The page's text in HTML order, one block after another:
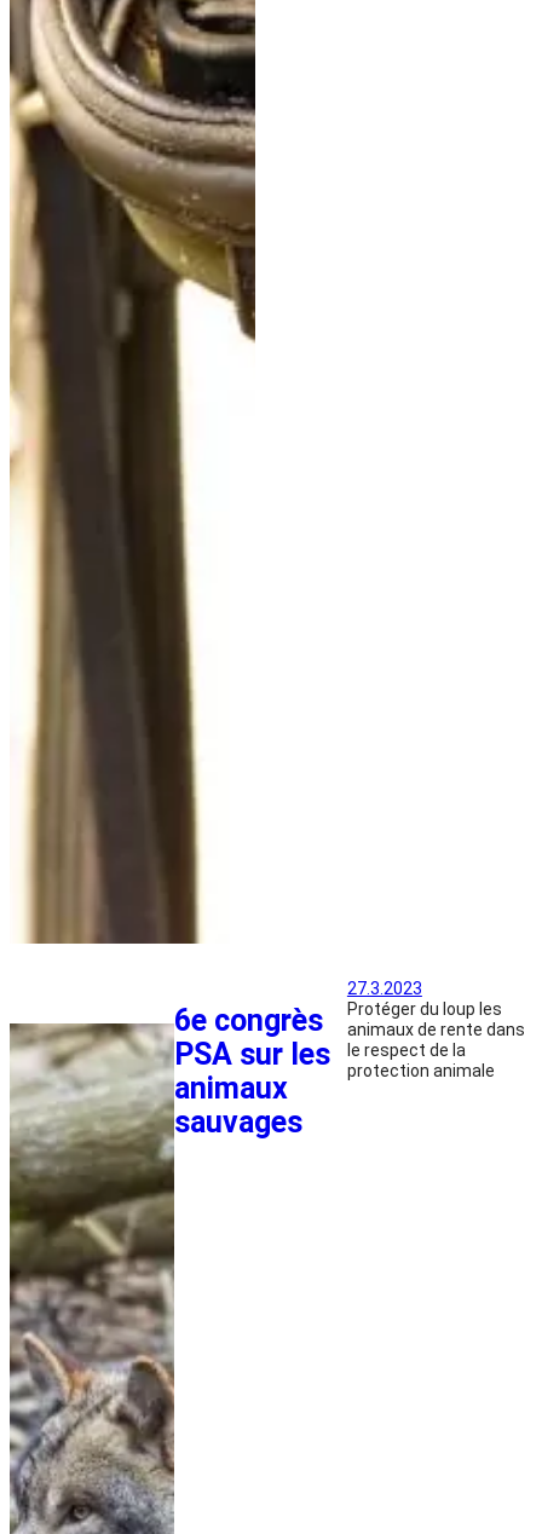
6e congrès
PSA sur les
animaux
sauvages
27.3.2023
Protéger du loup les
animaux de rente dans
le respect de la
protection animale